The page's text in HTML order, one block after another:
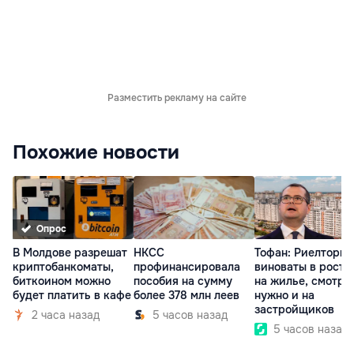
Разместить рекламу на сайте
Похожие новости
Опрос
В Молдове разрешат
криптобанкоматы,
биткоином можно
будет платить в кафе
2 часа назад
НКСС
профинансировала
пособия на сумму
более 378 млн леев
5 часов назад
Тофан: Риелторы
виноваты в росте
на жилье,
нужно и на
застройщиков
5 часов назад